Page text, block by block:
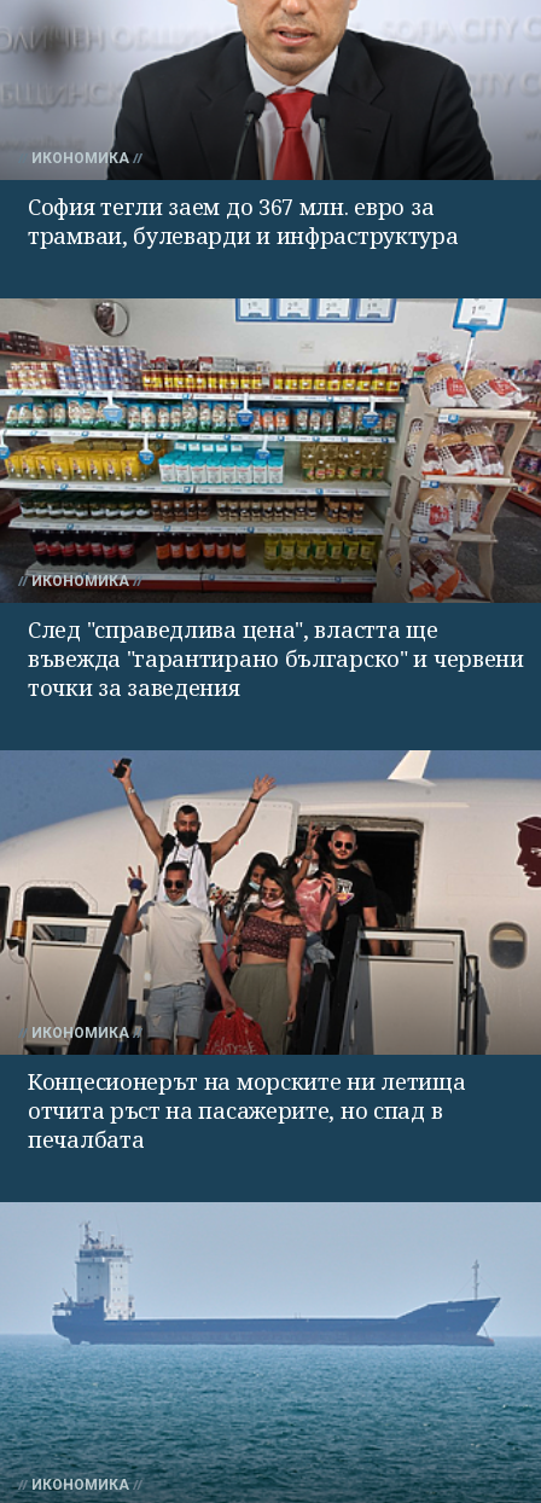
ИКОНОМИКА
София тегли заем до 367 млн. евро за
трамваи, булеварди и инфраструктура
ИКОНОМИКА
След "справедлива цена", властта ще
въвежда "гарантирано българско" и червени
точки за заведения
ИКОНОМИКА
Концесионерът на морските ни летища
отчита ръст на пасажерите, но спад в
печалбата
ИКОНОМИКА